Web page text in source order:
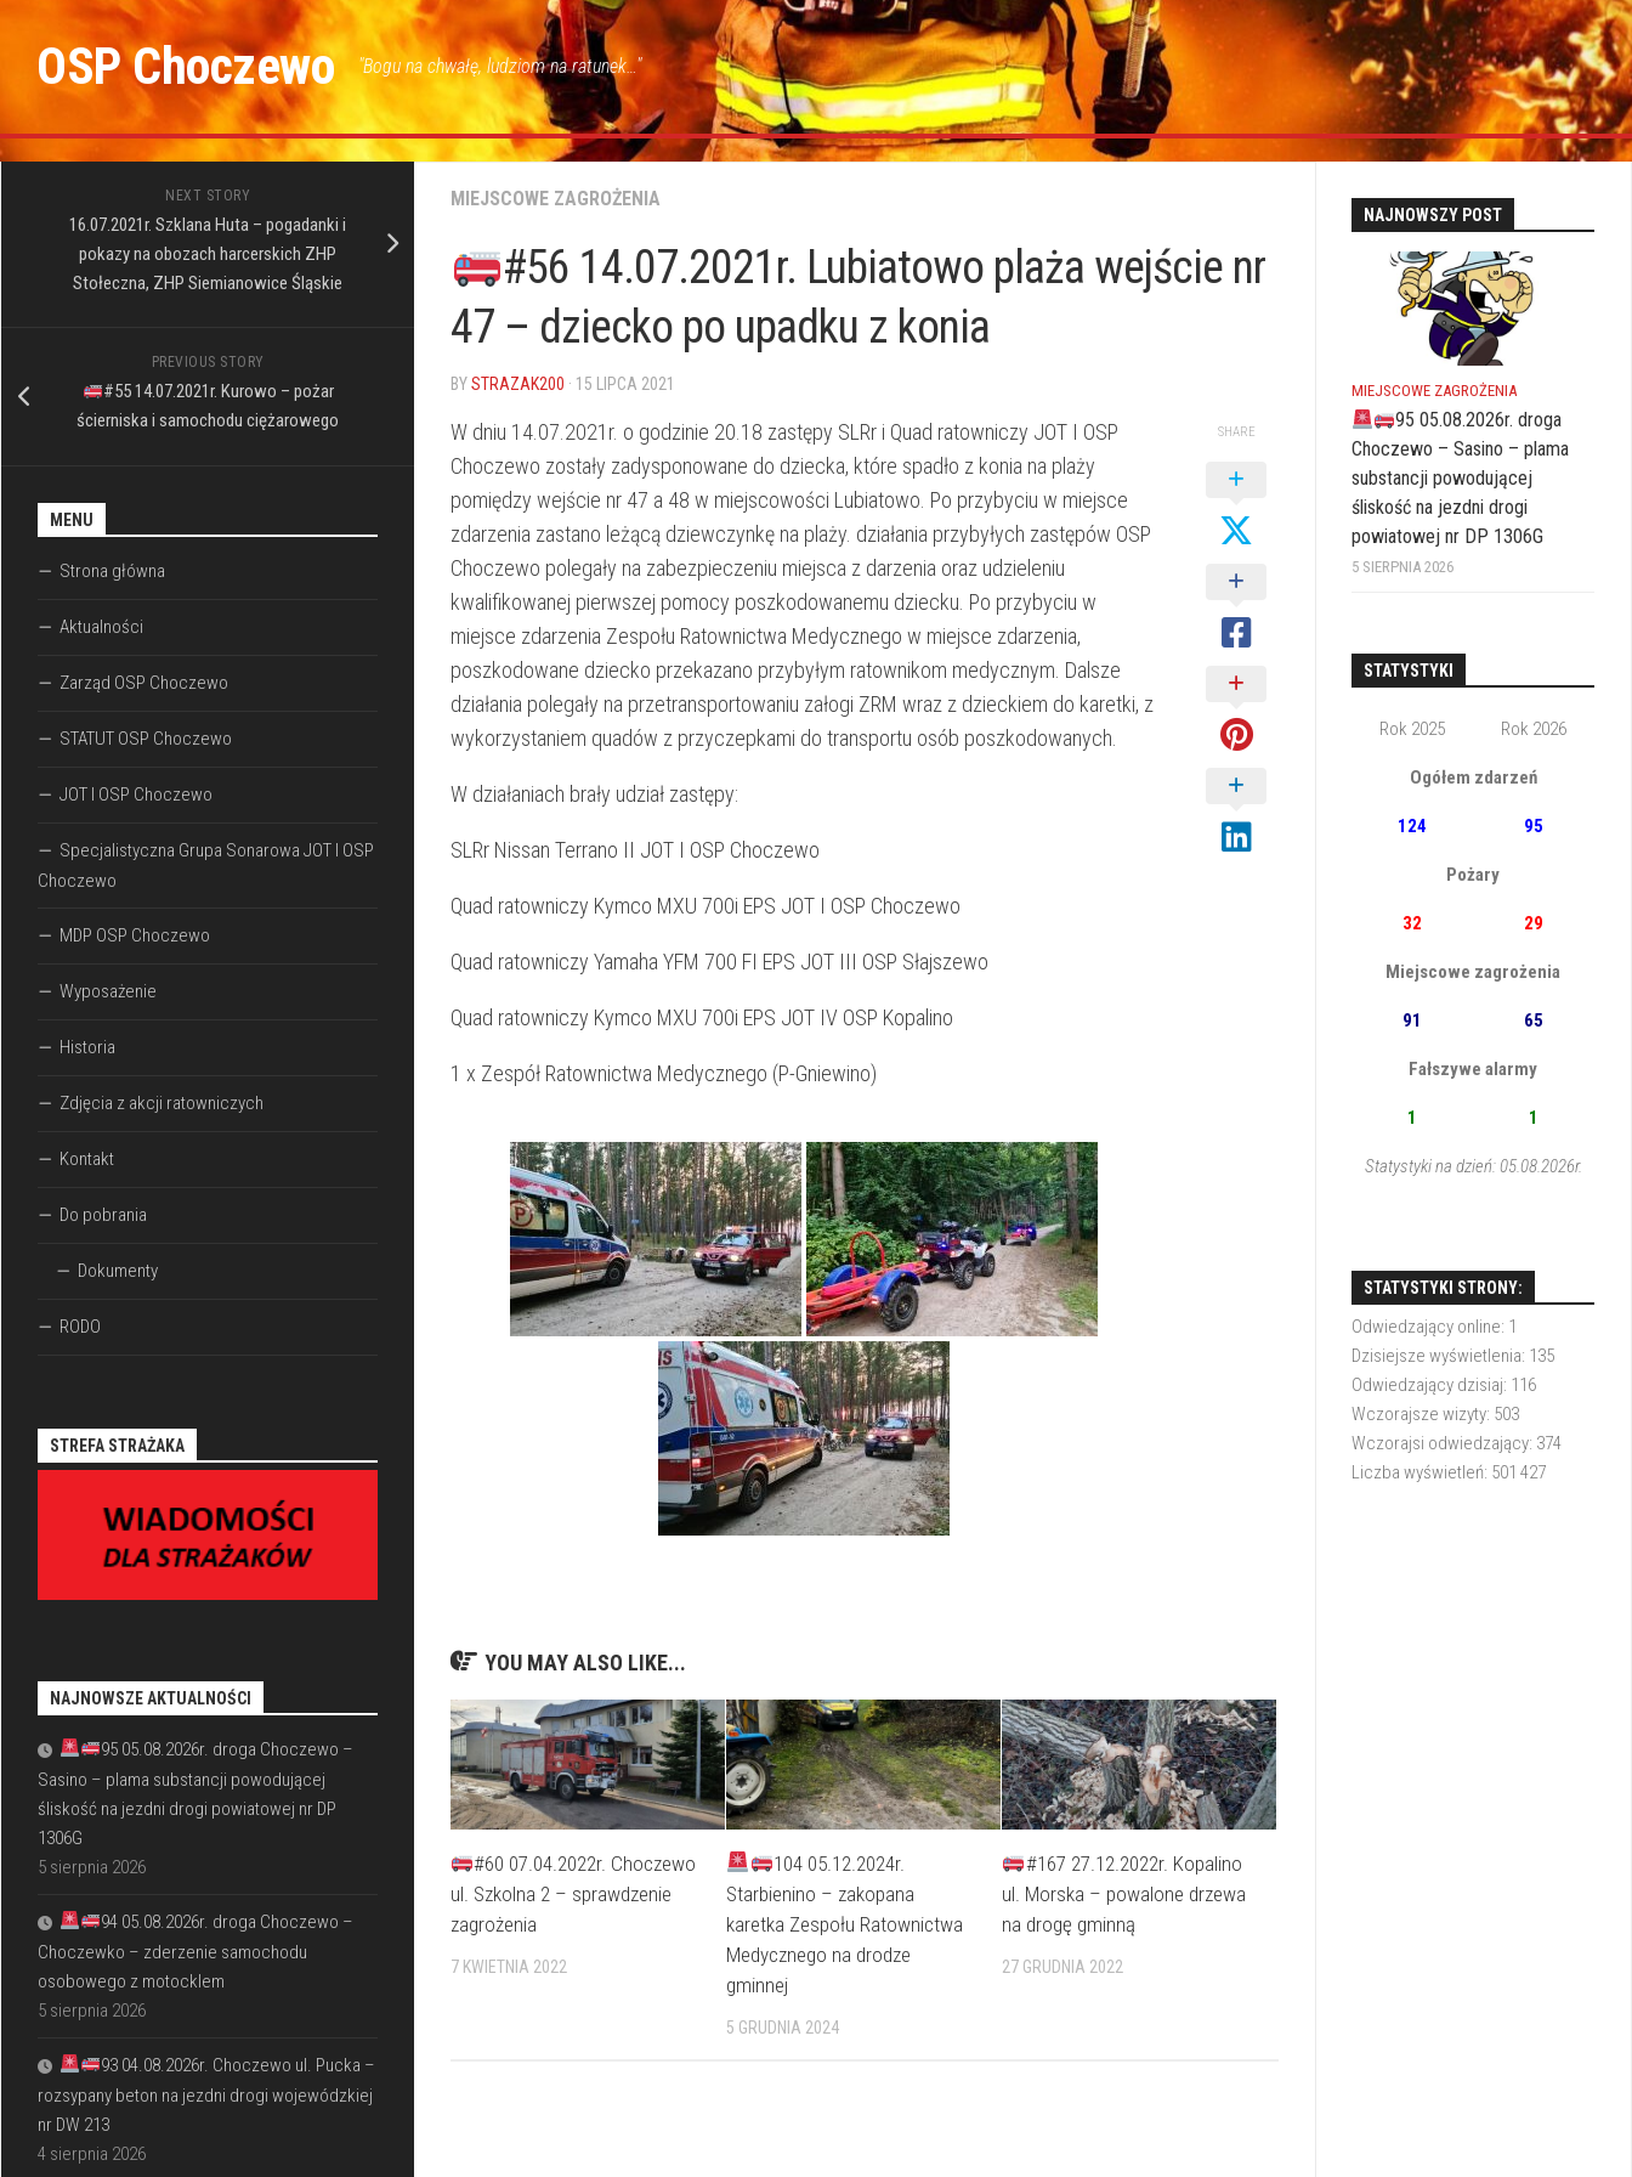
contentOSP Choczewo "Bogu na chwałę, ludziom na ratunek…"
MIEJSCOWE ZAGROŻENIA
#56 14.07.2021r. Lubiatowo plaża wejście nr
47 – dziecko po upadku z konia
BYSTRAZAK200 · 15 LIPCA 2021
W dniu 14.07.2021r. o godzinie 20.18 zastępy SLRr i Quad ratowniczy JOT I OSP
Choczewo zostały zadysponowane do dziecka, które spadło z konia na plaży
pomiędzy wejście nr 47 a 48 w miejscowości Lubiatowo. Po przybyciu w miejsce
zdarzenia zastano leżącą dziewczynkę na plaży. działania przybyłych zastępów OSP
Choczewo polegały na zabezpieczeniu miejsca z darzenia oraz udzieleniu
kwalifikowanej pierwszej pomocy poszkodowanemu dziecku. Po przybyciu w
miejsce zdarzenia Zespołu Ratownictwa Medycznego w miejsce zdarzenia,
poszkodowane dziecko przekazano przybyłym ratownikom medycznym. Dalsze
działania polegały na przetransportowaniu załogi ZRM wraz z dzieckiem do karetki, z
wykorzystaniem quadów z przyczepkami do transportu osób poszkodowanych.
W działaniach brały udział zastępy:
SLRr Nissan Terrano II JOT I OSP Choczewo
Quad ratowniczy Kymco MXU 700i EPS JOT I OSP Choczewo
Quad ratowniczy Yamaha YFM 700 FI EPS JOT III OSP Słajszewo
Quad ratowniczy Kymco MXU 700i EPS JOT IV OSP Kopalino
1 x Zespół Ratownictwa Medycznego (P-Gniewino)
SHARE
YOU MAY ALSO LIKE...
#60 07.04.2022r. Choczewo
ul. Szkolna 2 – sprawdzenie
zagrożenia
7 KWIETNIA 2022
104 05.12.2024r.
Starbienino – zakopana
karetka Zespołu Ratownictwa
Medycznego na drodze
gminnej
5 GRUDNIA 2024
#167 27.12.2022r. Kopalino
ul. Morska – powalone drzewa
na drogę gminną
27 GRUDNIA 2022
NEXT STORY
16.07.2021r. Szklana Huta – pogadanki i
pokazy na obozach harcerskich ZHP
Stołeczna, ZHP Siemianowice Śląskie
PREVIOUS STORY
#55 14.07.2021r. Kurowo – pożar
ścierniska i samochodu ciężarowego
MENU
Strona główna
Aktualności
Zarząd OSP Choczewo
STATUT OSP Choczewo
JOT I OSP Choczewo
Specjalistyczna Grupa Sonarowa JOT I OSP
Choczewo
MDP OSP Choczewo
Wyposażenie
Historia
Zdjęcia z akcji ratowniczych
Kontakt
Do pobrania
Dokumenty
RODO
STREFA STRAŻAKA
NAJNOWSZE AKTUALNOŚCI
95 05.08.2026r. droga Choczewo –
Sasino – plama substancji powodującej
śliskość na jezdni drogi powiatowej nr DP
1306G
5 sierpnia 2026
94 05.08.2026r. droga Choczewo –
Choczewko – zderzenie samochodu
osobowego z motocklem
5 sierpnia 2026
93 04.08.2026r. Choczewo ul. Pucka –
rozsypany beton na jezdni drogi wojewódzkiej
nr DW 213
4 sierpnia 2026
NAJNOWSZY POST
MIEJSCOWE ZAGROŻENIA
95 05.08.2026r. droga
Choczewo – Sasino – plama
substancji powodującej
śliskość na jezdni drogi
powiatowej nr DP 1306G
5 SIERPNIA 2026
STATYSTYKI
Rok 2025 Rok 2026
Ogółem zdarzeń
124 95
Pożary
32 29
Miejscowe zagrożenia
91 65
Fałszywe alarmy
1 1
Statystyki na dzień: 05.08.2026r.
STATYSTYKI STRONY:
Odwiedzający online: 1
Dzisiejsze wyświetlenia: 135
Odwiedzający dzisiaj: 116
Wczorajsze wizyty: 503
Wczorajsi odwiedzający: 374
Liczba wyświetleń: 501 427